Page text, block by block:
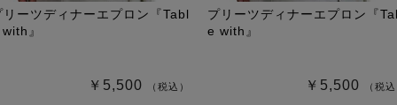
リーツディナーエプロン『Tabl
』
￥5,500 （税込）
プリーツディナーエプロン『
e with』
￥5,500 （税